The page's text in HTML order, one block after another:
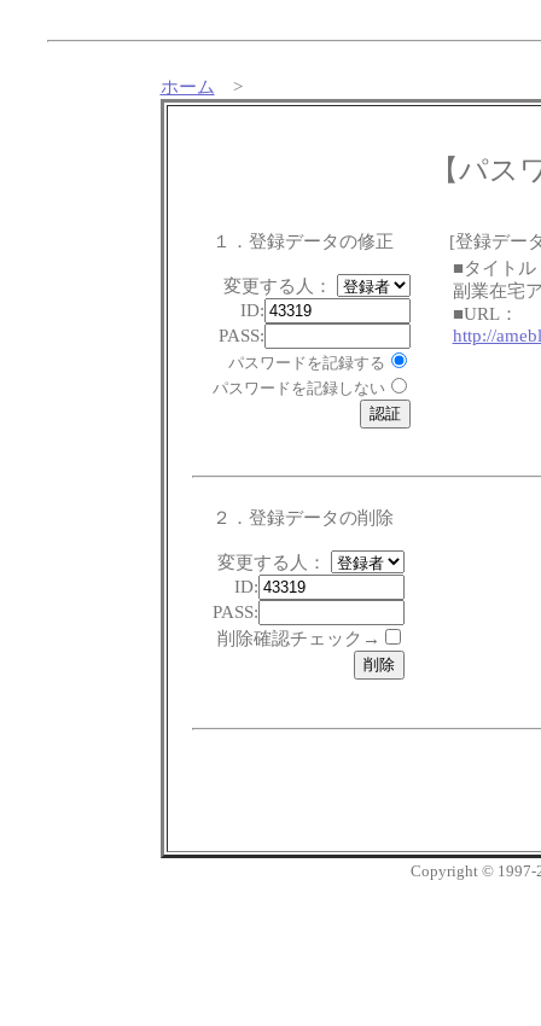
ホーム >
【パス
１．登録データの修正
変更する人：
ID:
PASS:
パスワードを記録する
パスワードを記録しない
[登録デー
■タイトル
副業在宅
■URL：
http://
２．登録データの削除
変更する人：
ID:
PASS:
削除確認チェック→
Copyright © 1997-